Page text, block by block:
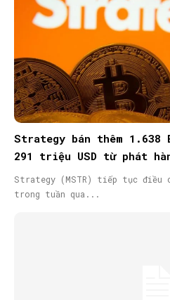
Strategy bán thêm 1.638
291 triệu USD từ phát
Strategy (MSTR) tiếp tục điều
trong tuần qua...